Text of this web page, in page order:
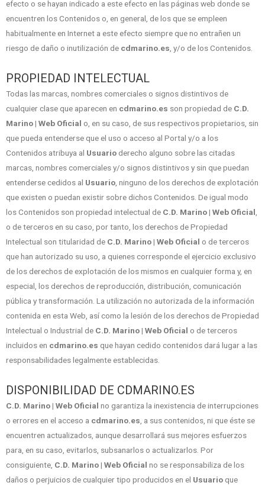
efecto o se hayan indicado a este efecto en las páginas web donde se
encuentren los Contenidos o, en general, de los que se empleen
habitualmente en Internet a este efecto siempre que no entrañen un
riesgo de daño o inutilización de cdmarino.es , y/o de los Contenidos.
PROPIEDAD INTELECTUAL
Todas las marcas, nombres comerciales o signos distintivos de
cualquier clase que aparecen en cdmarino.es son propiedad de C.D.
Marino | Web Oficial o, en su caso, de sus respectivos propietarios, sin
que pueda entenderse que el uso o acceso al Portal y/o a los
Contenidos atribuya al Usuarioderecho alguno sobre las citadas
marcas, nombres comerciales y/o signos distintivos y sin que puedan
entenderse cedidos al Usuario , ninguno de los derechos de explotación
que existen o puedan existir sobre dichos Contenidos. De igual modo
los Contenidos son propiedad intelectual de C.D. Marino | Web Oficial
o de terceros en su caso, por tanto, los derechos de Propiedad
Intelectual son titularidad de C.D. Marino | Web Oficial o de terceros
que han autorizado su uso, a quienes corresponde el ejercicio exclusivo
de los derechos de explotación de los mismos en cualquier forma y, en
especial, los derechos de reproducción, distribución, comunicación
pública y transformación. La utilización no autorizada de la información
contenida en esta Web, así como la lesión de los derechos de Propiedad
Intelectual o Industrial de C.D. Marino | Web Oficial o de terceros
incluidos en cdmarino.es que hayan cedido contenidos dará lugar a las
responsabilidades legalmente establecidas.
DISPONIBILIDAD DE CDMARINO.ES
C.D. Marino | Web Oficial no garantiza la inexistencia de interrupciones
o errores en el acceso a cdmarino.es , a sus contenidos, ni que éste se
encuentren actualizados, aunque desarrollará sus mejores esfuerzos
para, en su caso, evitarlos, subsanarlos o actualizarlos. Por
consiguiente, C.D. Marino | Web Oficial no se responsabiliza de los
daños o perjuicios de cualquier tipo producidos en el Usuarioque